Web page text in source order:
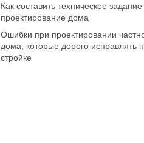
Как составить техническое
проектирование дома
Ошибки при проектировании
дома, которые дорого исправлять
стройке